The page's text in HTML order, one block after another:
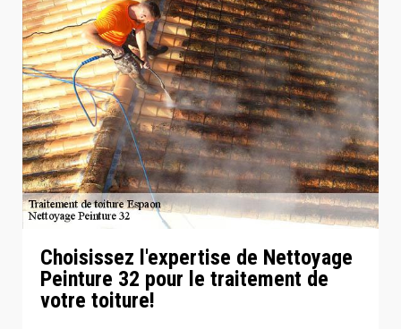
Choisissez l'expertise de Nettoyage
Peinture 32 pour le traitement de
votre toiture!